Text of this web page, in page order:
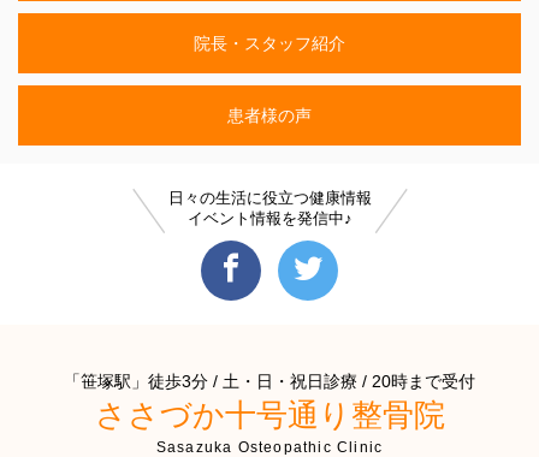
院長・スタッフ紹介
患者様の声
日々の生活に役立つ健康情報
イベント情報を発信中♪
「笹塚駅」徒歩3分 / 土・日・祝日診療 / 20時まで受付
ささづか十号通り整骨院
Sasazuka Osteopathic Clinic